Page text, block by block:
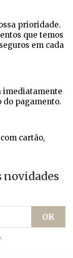
prioridade.
que temos
em cada
imediatamente
do pagamento.
cartão,
novidades